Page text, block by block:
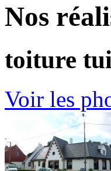
Nos
toiture
Voir les